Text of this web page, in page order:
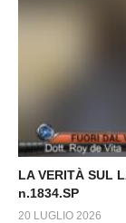
LA VERITÀ SUL
n.1834.SP
20 LUGLIO 2026